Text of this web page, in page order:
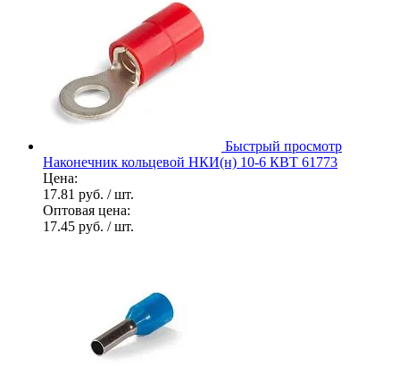
Быстрый просмотр
Наконечник кольцевой НКИ(н) 10-6 КВТ 61773
Цена:
17.81 руб. / шт.
Оптовая цена:
17.45 руб. / шт.